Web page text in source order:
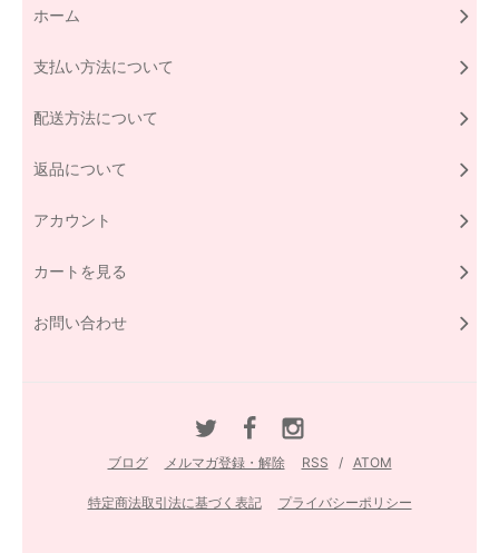
ホーム
支払い方法について
配送方法について
返品について
アカウント
カートを見る
お問い合わせ
ブログ メルマガ登録・解除 RSS / ATOM
特定商法取引法に基づく表記 プライバシーポリシー